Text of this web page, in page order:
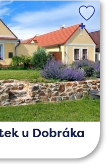
u Dobráka